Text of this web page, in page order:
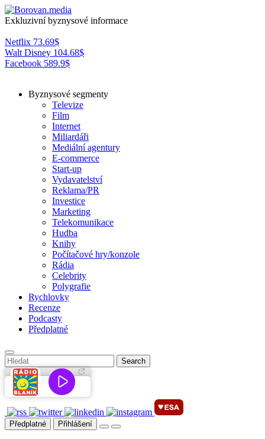
Exkluzivní byznysové informace
Netflix 73.69$
Walt Disney 104.68$
Facebook 589.9$
Byznysové segmenty
Televize
Film
Internet
Miliardáři
Mediální agentury
E-commerce
Start-up
Vydavatelství
Reklama/PR
Investice
Marketing
Telekomunikace
Hudba
Knihy
Počítačové hry/konzole
Rádia
Celebrity
Polygrafie
Rychlovky
Recenze
Podcasty
Předplatné
Předplatné Přihlášení